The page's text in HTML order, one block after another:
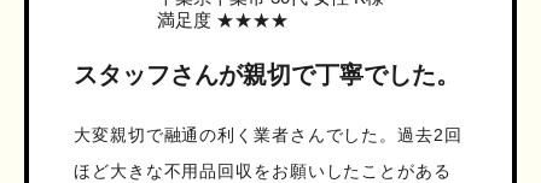
満足度 ★★★★
スタッフさんが親切で丁寧でした。
大変親切で融通の利く業者さんでした。過去2回
ほど大きな不用品回収をお願いしたことがある